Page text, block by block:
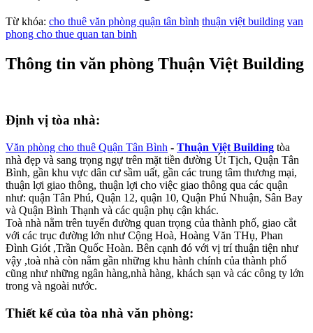
Từ khóa: cho thuê văn phòng quận tân bình thuận việt building van
phong cho thue quan tan binh
Thông tin văn phòng Thuận Việt Building
Định vị tòa nhà:
Văn phòng cho thuê Quận Tân Bình - Thuận Việt Building tòa
nhà đẹp và sang trọng ngự trên mặt tiền đường Út Tịch, Quận Tân
Bình, gần khu vực dân cư sầm uất, gần các trung tâm thương mại,
thuận lợi giao thông, thuận lợi cho việc giao thông qua các quận
như: quận Tân Phú, Quận 12, quận 10, Quận Phú Nhuận, Sân Bay
và Quận Bình Thạnh và các quận phụ cận khác.
Toà nhà nằm trên tuyến đường quan trọng của thành phố, giao cắt
với các trục đường lớn như Cộng Hoà, Hoàng Văn THụ, Phan
Đình Giót ,Trần Quốc Hoàn. Bên cạnh đó với vị trí thuận tiện như
vậy ,toà nhà còn nằm gần những khu hành chính của thành phố
cũng như những ngân hàng,nhà hàng, khách sạn và các công ty lớn
trong và ngoài nước.
Thiết kế của tòa nhà văn phòng: